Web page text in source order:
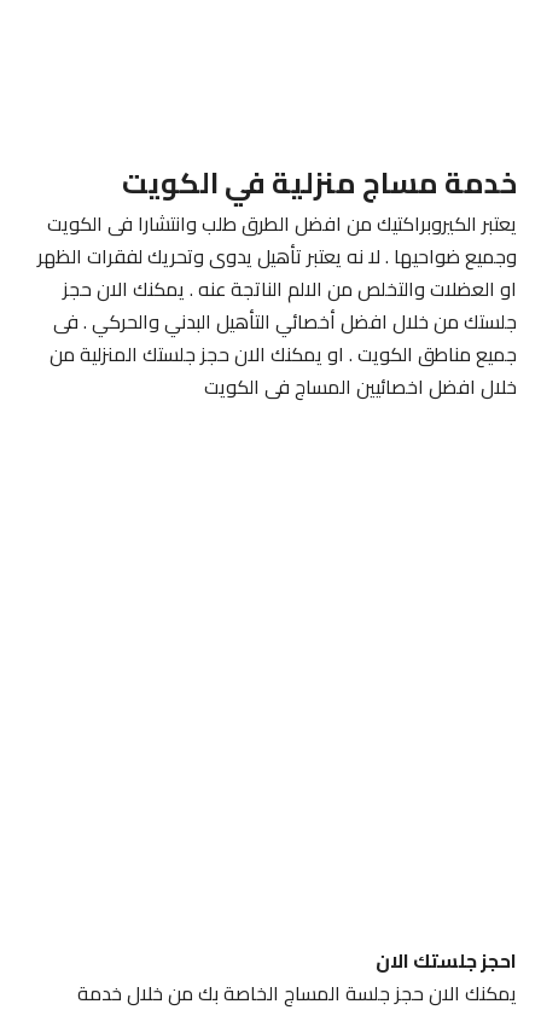
خدمة مساج منزلية في الكويت
يعتبر الكيروبراكتيك من افضل الطرق طلب وانتشارا فى الكويت
وجميع ضواحيها . لا نه يعتبر تأهيل يدوى وتحريك لفقرات الظهر
او العضلات والتخلص من الالم الناتجة عنه . يمكنك الان حجز
جلستك من خلال افضل أخصائي التأهيل البدني والحركي . فى
جميع مناطق الكويت . او يمكنك الان حجز جلستك المنزلية من
خلال افضل اخصائيين المساج فى الكويت
احجز جلستك الان
يمكنك الان حجز جلسة المساج الخاصة بك من خلال خدمة